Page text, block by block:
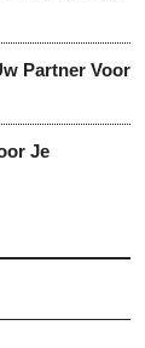
Partner Voor
Je